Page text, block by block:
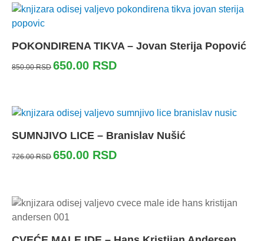
POKONDIRENA TIKVA – Jovan Sterija Popović
850.00RSD 650.00 RSD
SUMNJIVO LICE – Branislav Nušić
726.00RSD 650.00 RSD